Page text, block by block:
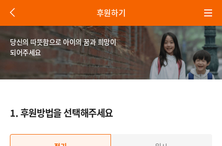
후원하기
가
기당신의 따뜻함으로 아이의 꿈과 희망이
되어주세요
1. 후원방법을 선택해주세요